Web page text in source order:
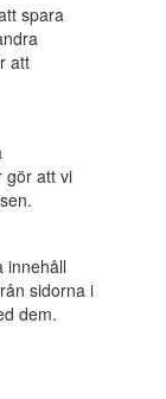
spara
att
gör att vi
innehåll
sidorna i
dem.